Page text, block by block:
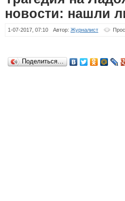
новости: нашли
1-07-2017, 07:10 Автор: Журналист
Поделиться…